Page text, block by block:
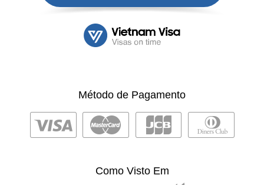
Método de Pagamento
Como Visto Em